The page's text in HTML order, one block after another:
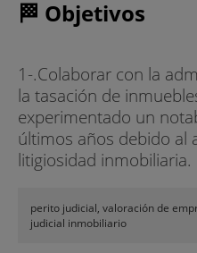
🏁 Objetivos
1-.Colaborar con la
la tasación de
experimentado un
últimos años debido al
litigiosidad inmobiliaria.
perito judicial, valoración de
judicial inmobiliario